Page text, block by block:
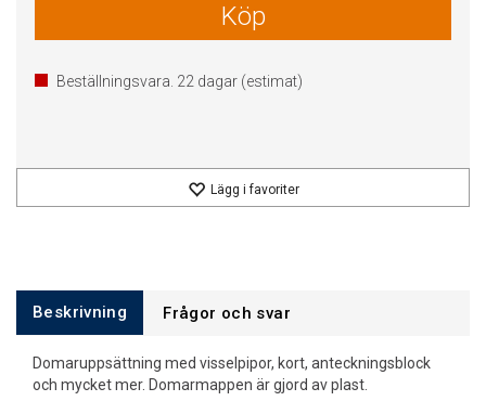
Köp
Beställningsvara. 22 dagar (estimat)
Lägg i favoriter
Beskrivning Frågor och svar
Domaruppsättning med visselpipor, kort, anteckningsblock
och mycket mer. Domarmappen är gjord av plast.